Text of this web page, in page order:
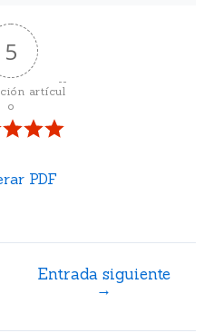
5
artícul
o
Entrada siguiente
→